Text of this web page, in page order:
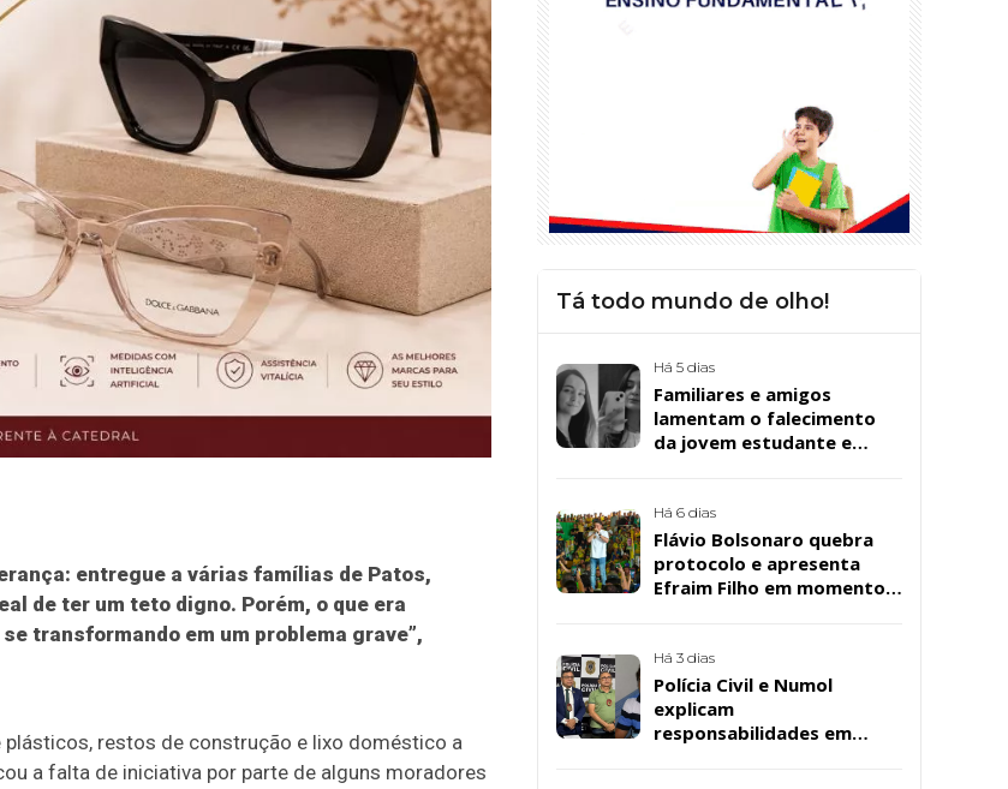
entregue a várias famílias de Patos,
de ter um teto digno. Porém, o que era
transformando em um problema grave”,
restos de construção e lixo doméstico a
a falta de iniciativa por parte de alguns moradores
Tá todo mundo de olho!
Há 5 dias
Familiares e amigos
lamentam o falecimento
da jovem estudante e
Santos, em Patos
Há 6 dias
Flávio Bolsonaro quebra
protocolo e apresenta
Efraim Filho em momento
Há 3 dias
Polícia Civil e Numol
explicam
responsabilidades em